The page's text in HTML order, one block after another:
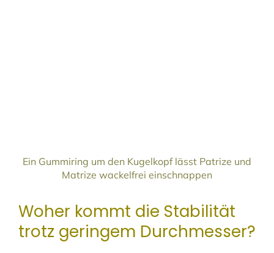
Ein Gummiring um den Kugelkopf lässt Patrize und
Matrize wackelfrei einschnappen
Woher kommt die Stabilität
trotz geringem Durchmesser?